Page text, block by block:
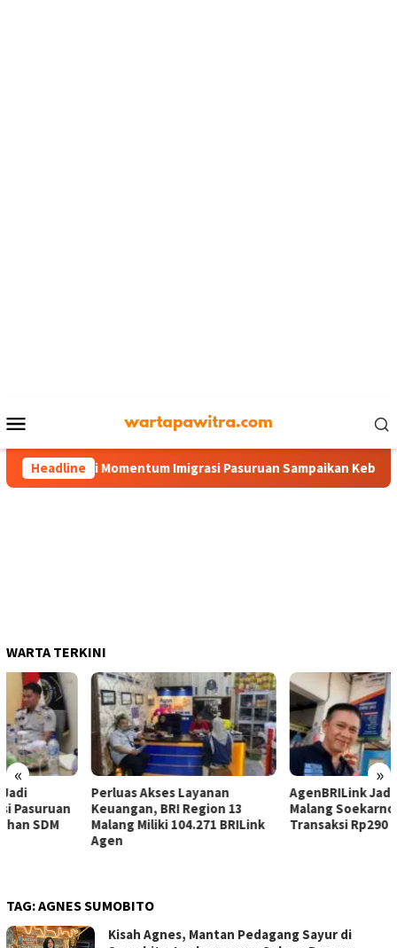
Mobile
Headline
RI Jadi Momentum Imigrasi Pasuruan Sampaikan Kebutuhan
WARTA TERKINI
« »
Perluas Akses Layanan
Keuangan, BRI Region 13
Malang Miliki 104.271 BRILink
AgenBRILink Jadi Andalan, BRI
Malang Soekarno Hatta Catat
Transaksi Rp290 Miliar
TAG:AGNES SUMOBITO
Kisah Agnes, Mantan Pedagang Sayur di